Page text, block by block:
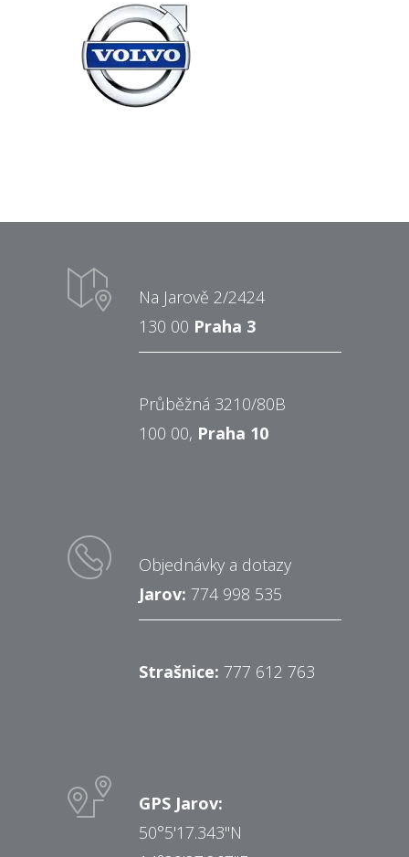
Na Jarově 2/2424
130 00 Praha 3
Průběžná 3210/80B
100 00, Praha 10
Objednávky a dotazy
Jarov: 774 998 535
Strašnice: 777 612 763
GPS Jarov:
50°5'17.343"N